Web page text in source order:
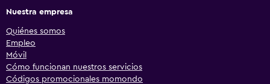
Nuestra empresa
Quiénes somos
Empleo
Móvil
Cómo funcionan nuestros servicios
Códigos promocionales momondo